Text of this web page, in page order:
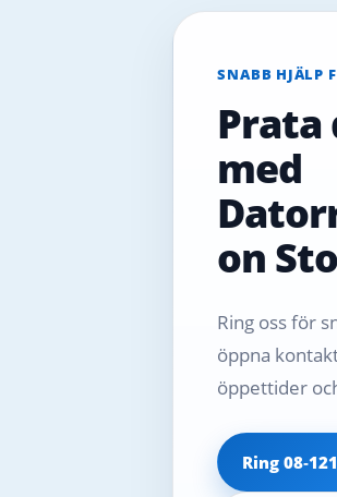
SNABB HJÄLP
med
on
Ring oss för
öppna
öppettider
Ring